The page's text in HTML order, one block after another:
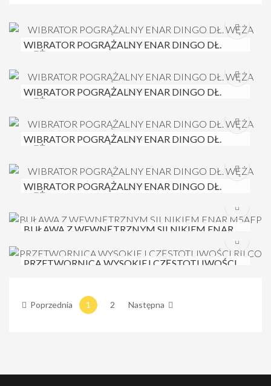
WIBRATOR POGRĄŻALNY ENAR DINGO DŁ.
WĘŻA 1,5M
WIBRATOR POGRĄŻALNY ENAR DINGO DŁ.
WĘŻA 4 M
WIBRATOR POGRĄŻALNY ENAR DINGO DŁ.
WĘŻA 5 M
WIBRATOR POGRĄŻALNY ENAR DINGO DŁ.
WĘŻA 6 M
BUŁAWA Z WEWNĘTRZNYM SILNIKIEM ENAR
PRZETWORNICA WYSOKIEJ CZĘSTOTLIWOŚCI
Poprzednia 1 2 Następna